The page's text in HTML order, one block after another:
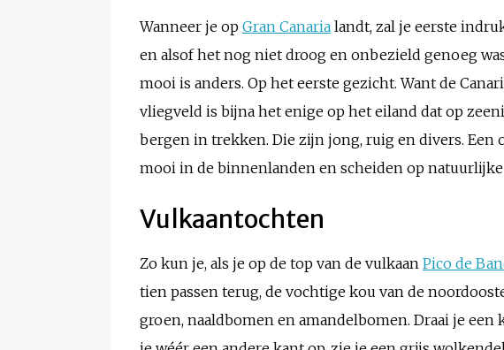
Wanneer je op Gran Canaria landt, zal je eerste
en alsof het nog niet droog en onbezield genoeg
mooi is anders. Op het eerste gezicht. Want de
vliegveld is bijna het enige op het eiland dat op
bergen in trekken. Die zijn jong, ruig en divers.
mooi in de binnenlanden en scheiden op
Vulkaantochten
Zo kun je, als je op de top van de vulkaan Pico de
tien passen terug, de vochtige kou van de
groen, naaldbomen en amandelbomen. Draai je